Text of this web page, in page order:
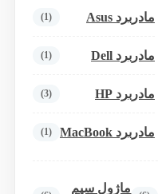
مادربرد Asus (1)
مادربرد Dell (1)
مادربرد HP (3)
مادربرد MacBook (1)
ماژول سیم